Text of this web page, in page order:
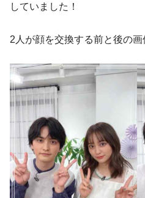
していました！
2人が顔を交換する前と後の画